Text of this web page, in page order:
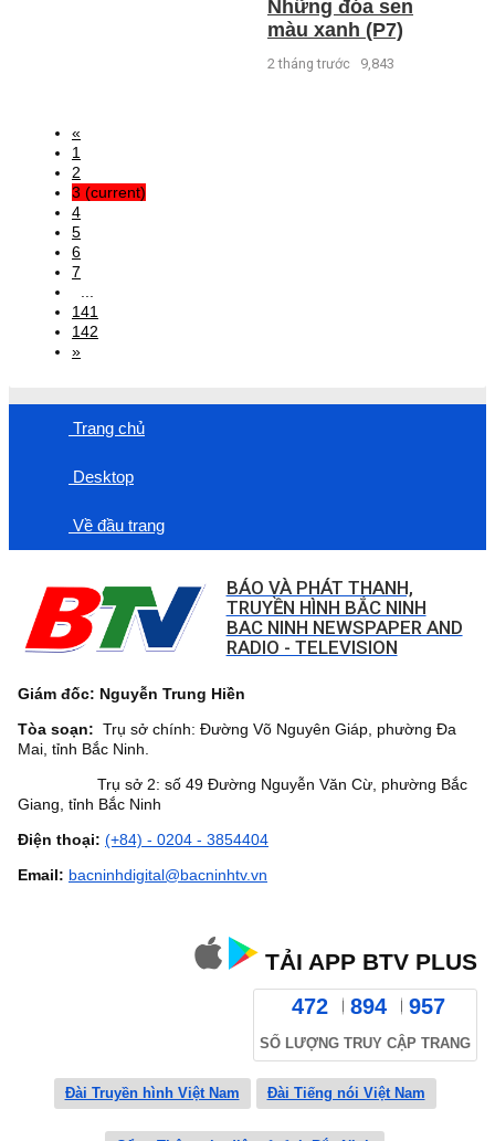
Những đóa sen
màu xanh (P7)
2 tháng trước 9,843
«
1
2
3 (current)
4
5
6
7
...
141
142
»
Trang chủ
Desktop
Về đầu trang
BÁO VÀ PHÁT THANH,
TRUYỀN HÌNH BẮC NINH
BAC NINH NEWSPAPER AND
RADIO - TELEVISION
Giám đốc: Nguyễn Trung Hiền
Tòa soạn: Trụ sở chính: Đường Võ Nguyên Giáp, phường Đa
Mai, tỉnh Bắc Ninh.
Trụ sở 2: số 49 Đường Nguyễn Văn Cừ, phường Bắc
Giang, tỉnh Bắc Ninh
Điện thoại: (+84) - 0204 - 3854404
Email: bacninhdigital@bacninhtv.vn
TẢI APP BTV PLUS
472 894 957
SỐ LƯỢNG TRUY CẬP TRANG
Đài Truyền hình Việt Nam Đài Tiếng nói Việt Nam